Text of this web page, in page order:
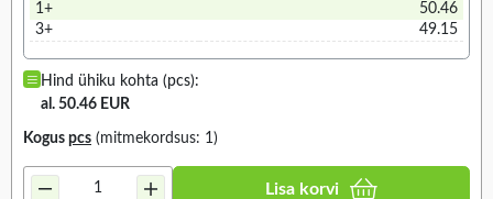
1+
50.46
3+
49.15
Hind ühiku kohta (pcs):
al. 50.46 EUR
Kogus pcs (mitmekordsus: 1)
Lisa korvi